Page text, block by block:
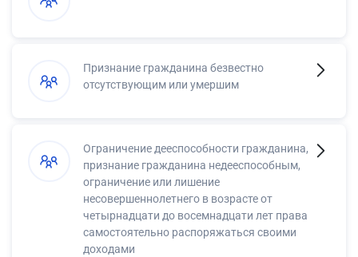
Признание гражданина безвестно
отсутствующим или умершим
Ограничение дееспособности гражданина,
признание гражданина недееспособным,
ограничение или лишение
несовершеннолетнего в возрасте от
четырнадцати до восемнадцати лет права
самостоятельно распоряжаться своими
доходами